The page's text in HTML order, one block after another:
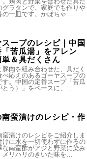
グラタンで、家庭でも作りや
の一皿です。かぼちゃ…
スープのレシピ｜中国
「苦瓜湯」をアレン
単＆具だくさん
豚肉を組み合わせた、具だく
べ応えのあるゴーヤスープの
す。中国の定番スープ「苦瓜
とう）」をベースに、…
南蛮漬けのレシピ・作
蛮漬けのレシピをご紹介しま
けに水を一切使わずに作るの
な南蛮酢がアジと野菜に染み
メリハリのきいた味を…